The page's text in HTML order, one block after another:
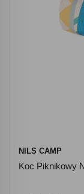
NILS CAMP
Koc Piknikowy